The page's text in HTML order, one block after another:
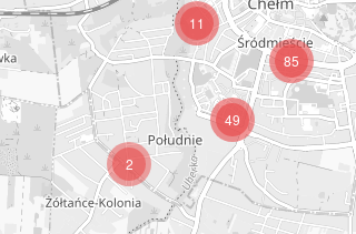
85
49
11
2